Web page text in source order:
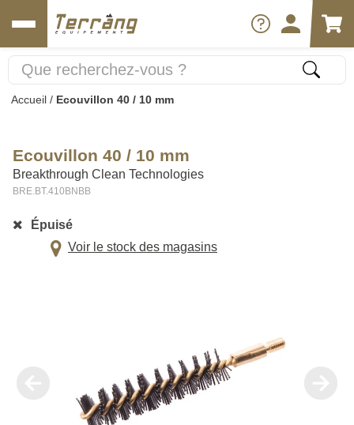
Accueil / Ecouvillon 40 / 10 mm
Ecouvillon 40 / 10 mm
Breakthrough Clean Technologies
BRE.BT.410BNBB
Épuisé
Voir le stock des magasins